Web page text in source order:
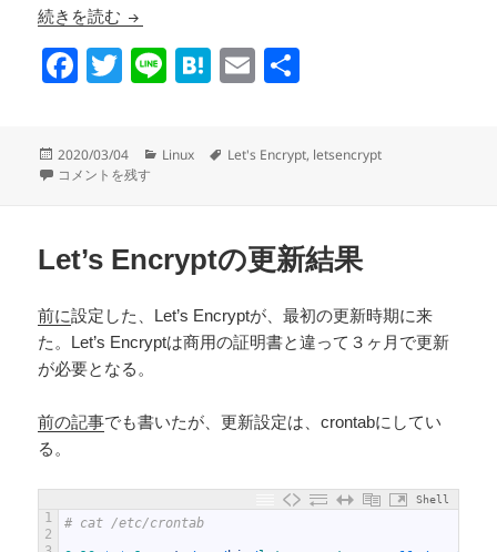
続きを読む ACTION REQUIRED: Renew these Let’s Encrypt
F
e
o
o
k
T
er
Li
H
n
E
投
稿
2020/03/04
カ
Linux
タ
Let's Encrypt, letsencrypt
ACTION REQUIRED: Renew these Let’s Encrypt certificates ってメール
コメントを残す
Let’s Encryptの更新結果
前に設定した、Let’s Encryptが、最初の更新時期に来
た。Let’s Encryptは商用の証明書と違って３ヶ月で更新
が必要となる。
前の記事でも書いたが、更新設定は、crontabにしてい
る。
Shell
1
2
# cat /etc/crontab